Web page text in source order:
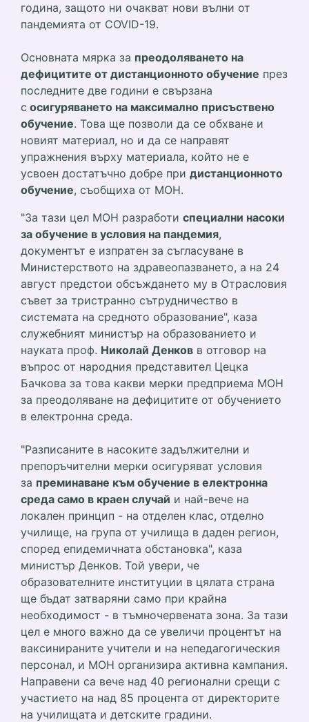
година, защото ни очакват нови вълни от
пандемията от COVID-19.
Основната мярка за преодоляването на
дефицитите от дистанционното обучение през
последните две години е свързана
с осигуряването на максимално присъствено
обучение. Това ще позволи да се обхване и
новият материал, но и да се направят
упражнения върху материала, който не е
усвоен достатъчно добре при дистанционното
обучение, съобщиха от МОН.
"За тази цел МОН разработи специални насоки
за обучение в условия на пандемия,
документът е изпратен за съгласуване в
Министерството на здравеопазването, а на 24
август предстои обсъждането му в Отрасловия
съвет за тристранно сътрудничество в
системата на средното образование", каза
служебният министър на образованието и
науката проф. Николай Денков в отговор на
въпрос от народния представител Цецка
Бачкова за това какви мерки предприема МОН
за преодоляване на дефицитите от обучението
в електронна среда.
"Разписаните в насоките задължителни и
препоръчителни мерки осигуряват условия
за преминаване към обучение в електронна
среда само в краен случай и най-вече на
локален принцип - на отделен клас, отделно
училище, на група от училища в даден регион,
според епидемичната обстановка", каза
министър Денков. Той увери, че
образователните институции в цялата страна
ще бъдат затваряни само при крайна
необходимост - в тъмночервената зона. За тази
цел е много важно да се увеличи процентът на
ваксинираните учители и на непедагогическия
персонал, и МОН организира активна кампания.
Направени са вече над 40 регионални срещи с
участието на над 85 процента от директорите
на училищата и детските градини.